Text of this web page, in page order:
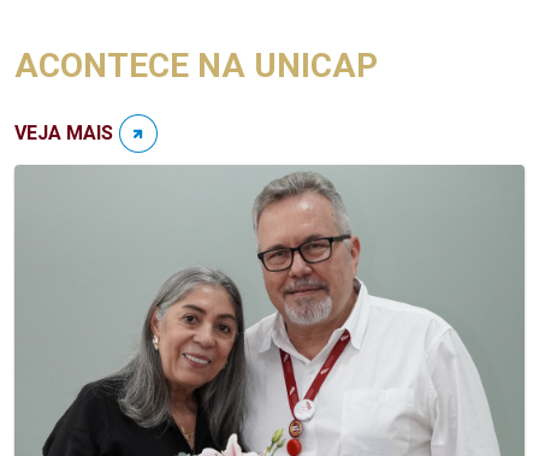
ACONTECE NA UNICAP
VEJA MAIS